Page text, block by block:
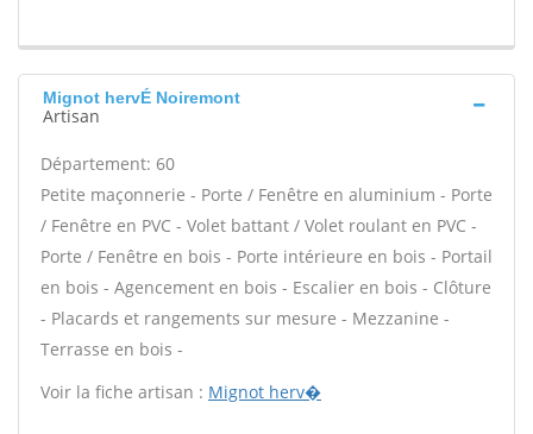
Mignot hervÉ Noiremont
Artisan
Département: 60
Petite maçonnerie - Porte / Fenêtre en aluminium - Porte
/ Fenêtre en PVC - Volet battant / Volet roulant en PVC -
Porte / Fenêtre en bois - Porte intérieure en bois - Portail
en bois - Agencement en bois - Escalier en bois - Clôture
- Placards et rangements sur mesure - Mezzanine -
Terrasse en bois -
Voir la fiche artisan : Mignot herv�